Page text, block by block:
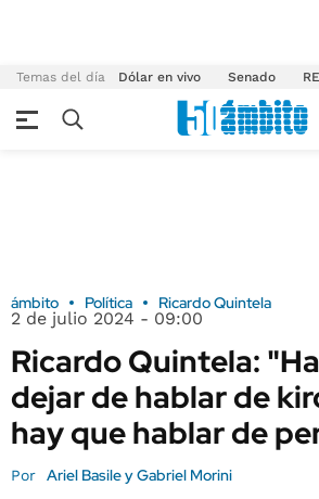
Temas del día Dólar en vivo Senado
ámbito Política Ricardo Quintela
2 de julio 2024 - 09:00
Ricardo Quintela:
dejar de hablar de
hay que hablar de
Por Ariel Basile y Gabriel Morini